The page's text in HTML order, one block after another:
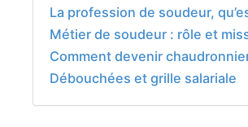
La profession de soudeur,
Métier de soudeur : rôle et
Comment devenir
Débouchées et grille salariale